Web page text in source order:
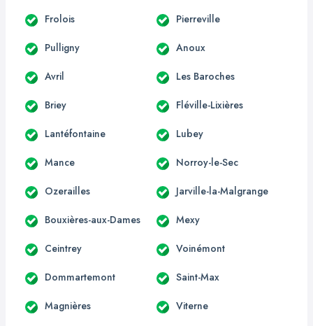
Frolois Pierreville
Pulligny Anoux
Avril Les Baroches
Briey Fléville-Lixières
Lantéfontaine Lubey
Mance Norroy-le-Sec
Ozerailles Jarville-la-Malgrange
Bouxières-aux-Dames Mexy
Ceintrey Voinémont
Dommartemont Saint-Max
Magnières Viterne